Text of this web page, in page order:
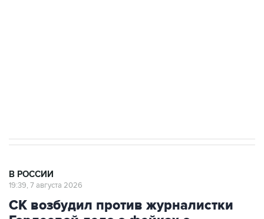
В РОССИИ
19:39, 7 августа 2026
СК возбудил против журналистки